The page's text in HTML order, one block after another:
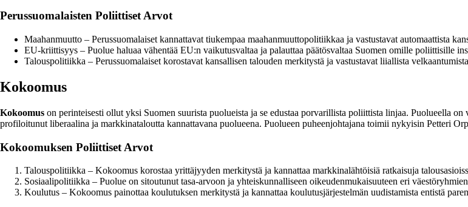
Perussuomalaisten Poliittiset Arvot
Maahanmuutto – Perussuomalaiset kannattavat tiukempaa maahanmuuttopolitiikkaa ja vastustavat automaattista
EU-kriittisyys – Puolue haluaa vähentää EU:n vaikutusvaltaa ja palauttaa päätösvaltaa Suomen omille poliittisille
Talouspolitiikka – Perussuomalaiset korostavat kansallisen talouden merkitystä ja vastustavat liiallista
Kokoomus
Kokoomus on perinteisesti ollut yksi Suomen suurista puolueista ja se edustaa porvarillista poliittista linjaa. Puolueella
profiloitunut liberaalina ja markkinataloutta kannattavana puolueena. Puolueen puheenjohtajana toimii nykyisin Petteri
Kokoomuksen Poliittiset Arvot
Talouspolitiikka – Kokoomus korostaa yrittäjyyden merkitystä ja kannattaa markkinalähtöisiä ratkaisuja
Sosiaalipolitiikka – Puolue on sitoutunut tasa-arvoon ja yhteiskunnalliseen oikeudenmukaisuuteen eri
Koulutus – Kokoomus painottaa koulutuksen merkitystä ja kannattaa koulutusjärjestelmän uudistamista entistä